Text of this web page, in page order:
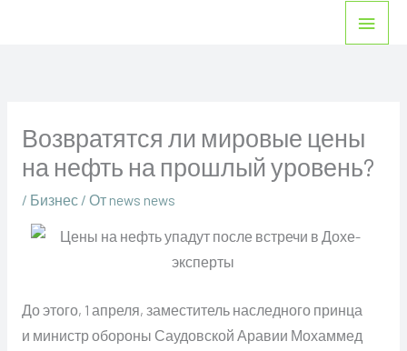
Возвратятся ли мировые цены
на нефть на прошлый уровень?
/ Бизнес/ От news news
До этого, 1 апреля, заместитель наследного принца
и министр обороны Саудовской Аравии Мохаммед